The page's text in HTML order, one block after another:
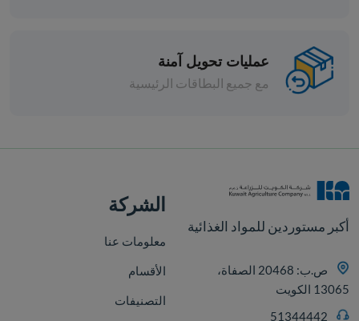
عمليات تحويل آمنة
مع جميع البطاقات الرئيسية
أكبر مستوردين للمواد الغذائية
ص.ب: 20468 الصفاة،
13065 الكويت
الشركة
معلومات عنا
الأقسام
التصنيفات